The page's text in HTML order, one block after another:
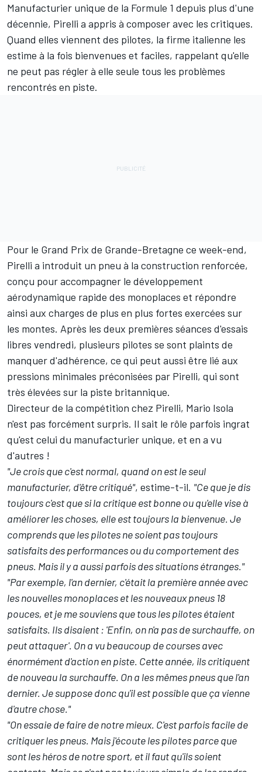
Manufacturier unique de la Formule 1 depuis plus d'une
décennie, Pirelli a appris à composer avec les critiques.
Quand elles viennent des pilotes, la firme italienne les
estime à la fois bienvenues et faciles, rappelant qu'elle
ne peut pas régler à elle seule tous les problèmes
rencontrés en piste.
Pour le Grand Prix de Grande-Bretagne ce week-end,
Pirelli a introduit un pneu à la construction renforcée,
conçu pour accompagner le développement
aérodynamique rapide des monoplaces et répondre
ainsi aux charges de plus en plus fortes exercées sur
les montes. Après les deux premières séances d'essais
libres vendredi, plusieurs pilotes se sont plaints de
manquer d'adhérence, ce qui peut aussi être lié aux
pressions minimales préconisées par Pirelli, qui sont
très élevées sur la piste britannique.
Directeur de la compétition chez Pirelli, Mario Isola
n'est pas forcément surpris. Il sait le rôle parfois ingrat
qu'est celui du manufacturier unique, et en a vu
d'autres !
"Je crois que c'est normal, quand on est le seul
manufacturier, d'être critiqué", estime-t-il. "Ce que je dis
toujours c'est que si la critique est bonne ou qu'elle vise à
améliorer les choses, elle est toujours la bienvenue. Je
comprends que les pilotes ne soient pas toujours
satisfaits des performances ou du comportement des
pneus. Mais il y a aussi parfois des situations étranges."
"Par exemple, l'an dernier, c'était la première année avec
les nouvelles monoplaces et les nouveaux pneus 18
pouces, et je me souviens que tous les pilotes étaient
satisfaits. Ils disaient : 'Enfin, on n'a pas de surchauffe, on
peut attaquer'. On a vu beaucoup de courses avec
énormément d'action en piste. Cette année, ils critiquent
de nouveau la surchauffe. On a les mêmes pneus que l'an
dernier. Je suppose donc qu'il est possible que ça vienne
d'autre chose."
"On essaie de faire de notre mieux. C'est parfois facile de
critiquer les pneus. Mais j'écoute les pilotes parce que
sont les héros de notre sport, et il faut qu'ils soient